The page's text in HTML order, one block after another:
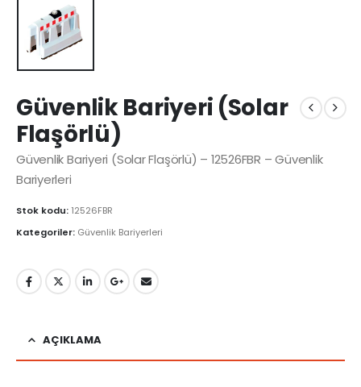
Güvenlik Bariyeri (Solar
Flaşörlü)
Güvenlik Bariyeri (Solar Flaşörlü) – 12526FBR – Güvenlik
Bariyerleri
Stok kodu: 12526FBR
Kategoriler: Güvenlik Bariyerleri
AÇIKLAMA